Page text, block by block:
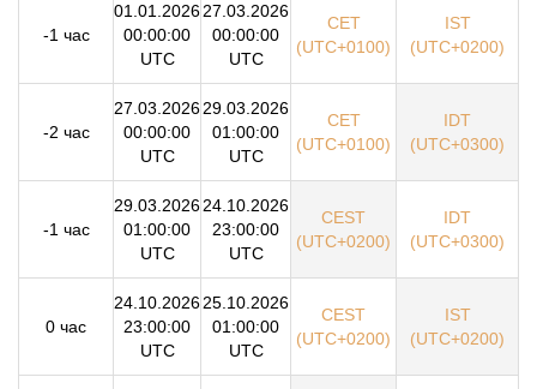
-1 час
01.01.2026
00:00:00
UTC
27.03.2026
00:00:00
UTC
CET
(UTC+0100)
IST
(UTC+0200)
-2 час
27.03.2026
00:00:00
UTC
29.03.2026
01:00:00
UTC
CET
(UTC+0100)
IDT
(UTC+0300)
-1 час
29.03.2026
01:00:00
UTC
24.10.2026
23:00:00
UTC
CEST
(UTC+0200)
IDT
(UTC+0300)
0 час
24.10.2026
23:00:00
UTC
25.10.2026
01:00:00
UTC
CEST
(UTC+0200)
IST
(UTC+0200)